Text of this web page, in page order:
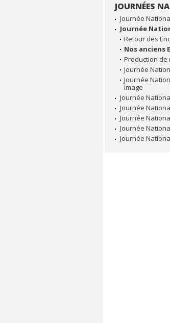
NAVIGATION
JOURNÉES
Journée
Journée
Retour des
Nos anciens
Production de
Journée
Journée
image
Journée
Journée
Journée
Journée
Journée